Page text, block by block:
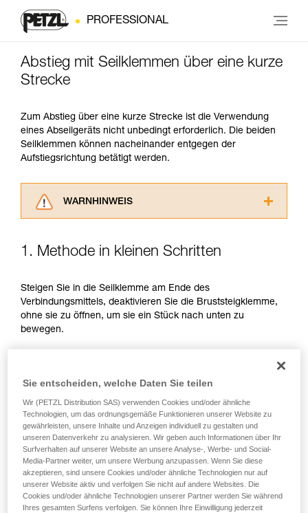
PROFESSIONAL
Abstieg mit Seilklemmen über eine kurze
Strecke
Zum Abstieg über eine kurze Strecke ist die Verwendung
eines Abseilgeräts nicht unbedingt erforderlich. Die beiden
Seilklemmen können nacheinander entgegen der
Aufstiegsrichtung betätigt werden.
WARNHINWEIS
aufmerksam durch, bevor Sie diesen zu Rate
verstehen zu können, müssen Sie zuerst die in
der Gebrauchsanweisung enthaltenen
Informationen richtig verstanden haben.
Vorgang alleine sicher zu wiederholen, bevor
Wir geben Beispiele für die mit Ihrer Aktivität
verbundenen Techniken. Möglicherweise gibt es
noch andere Techniken, die hier nicht
beschrieben werden.
1. Methode in kleinen Schritten
Steigen Sie in die Seilklemme am Ende des
Verbindungsmittels, deaktivieren Sie die Bruststeigklemme,
ohne sie zu öffnen, um sie ein Stück nach unten zu
bewegen.
zu öffnen, um sie auf die gleiche Höhe wie die
Bruststeigklemme zu bewegen.
Sie entscheiden, welche Daten Sie teilen
Wir (PETZL Distribution SAS) verwenden Cookies und/oder ähnliche
Technologien, um das ordnungsgemäße Funktionieren unserer Website zu
gewährleisten, unsere Inhalte und Anzeigen individuell zu gestalten und
unseren Datenverkehr zu analysieren. Wir geben auch Informationen über Ihr
Surfverhalten auf unserer Website an unsere Analyse-, Werbe- und Social-
Media-Partner weiter, um unsere Werbung anzupassen. Wenn Sie diese
akzeptieren, sind unsere Cookies und/oder ähnliche Technologien nur auf
unserer Website aktiv und verfolgen Sie nicht auf andere Websites. Die
Cookies und/oder ähnliche Technologien unserer Partner werden Sie während
Ihres gesamten Surfens verfolgen. Sie können Ihre Einwilligung jederzeit